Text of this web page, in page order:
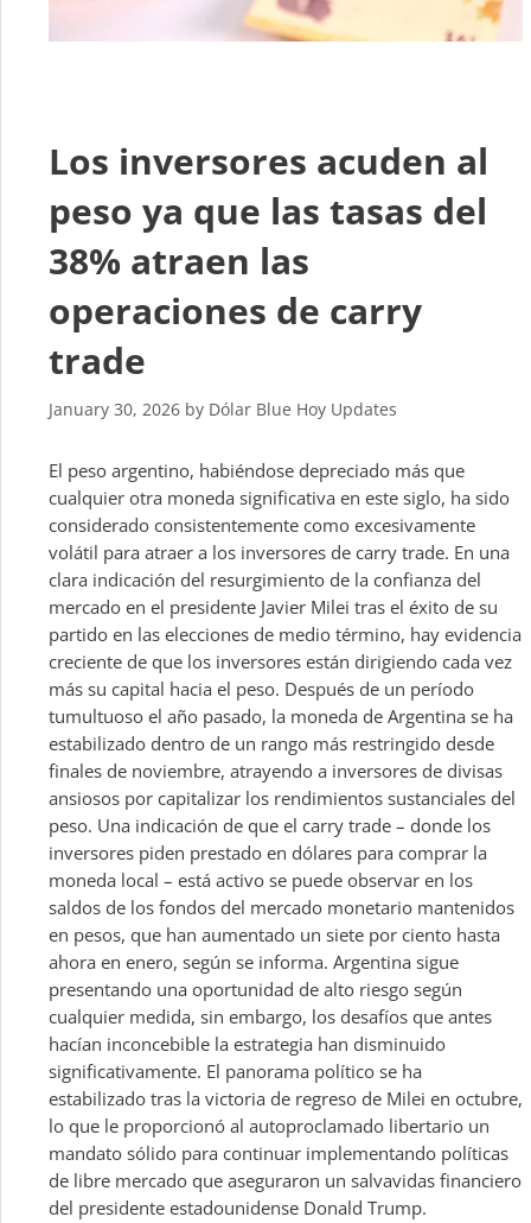
Los inversores acuden al
peso ya que las tasas del
38% atraen las
operaciones de carry
trade
January 30, 2026 by Dólar Blue Hoy Updates
El peso argentino, habiéndose depreciado más que
cualquier otra moneda significativa en este siglo, ha sido
considerado consistentemente como excesivamente
volátil para atraer a los inversores de carry trade. En una
clara indicación del resurgimiento de la confianza del
mercado en el presidente Javier Milei tras el éxito de su
partido en las elecciones de medio término, hay evidencia
creciente de que los inversores están dirigiendo cada vez
más su capital hacia el peso. Después de un período
tumultuoso el año pasado, la moneda de Argentina se ha
estabilizado dentro de un rango más restringido desde
finales de noviembre, atrayendo a inversores de divisas
ansiosos por capitalizar los rendimientos sustanciales del
peso. Una indicación de que el carry trade – donde los
inversores piden prestado en dólares para comprar la
moneda local – está activo se puede observar en los
saldos de los fondos del mercado monetario mantenidos
en pesos, que han aumentado un siete por ciento hasta
ahora en enero, según se informa. Argentina sigue
presentando una oportunidad de alto riesgo según
cualquier medida, sin embargo, los desafíos que antes
hacían inconcebible la estrategia han disminuido
significativamente. El panorama político se ha
estabilizado tras la victoria de regreso de Milei en octubre,
lo que le proporcionó al autoproclamado libertario un
mandato sólido para continuar implementando políticas
de libre mercado que aseguraron un salvavidas financiero
del presidente estadounidense Donald Trump.